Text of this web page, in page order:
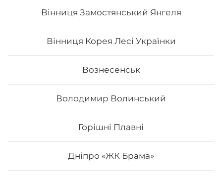
Вінниця Замостянський Янгеля
Вінниця Корея Лесі Українки
Вознесенськ
Володимир Волинський
Горішні Плавні
Дніпро «ЖК Брама»
₴